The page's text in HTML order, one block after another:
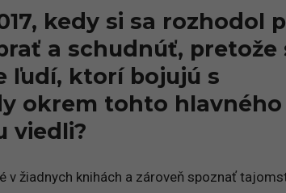
kedy si sa rozhodol
a schudnúť, pretože
ľudí, ktorí bojujú s
okrem tohto
viedli?
v žiadnych knihách a zároveň spoznať